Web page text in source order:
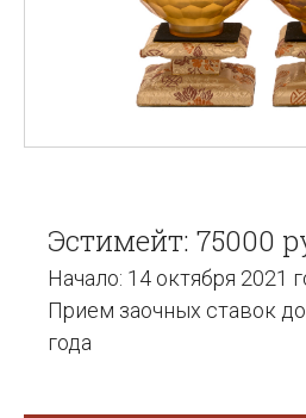
Эстимейт: 75000
Начало: 14 октября 2021
Прием заочных ставок
года